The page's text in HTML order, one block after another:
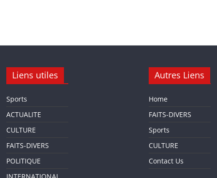
Liens utiles
Sports
ACTUALITE
CULTURE
FAITS-DIVERS
POLITIQUE
INTERNATIONAL
Autres Liens
Home
FAITS-DIVERS
Sports
CULTURE
Contact Us